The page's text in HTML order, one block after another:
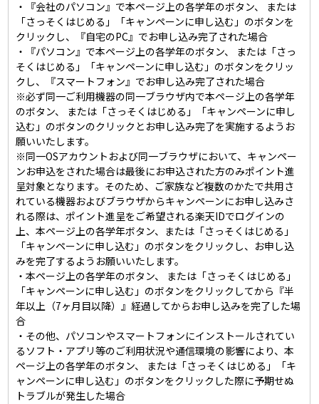
・『会社のパソコン』で本ページ上の各学年のボタン、 または
「さっそくはじめる」「キャンペーンに申し込む」のボタンを
クリックし、『自宅のPC』でお申し込み完了された場合
・『パソコン』で本ページ上の各学年のボタン、 または「さっ
そくはじめる」「キャンペーンに申し込む」のボタンをクリッ
クし、『スマートフォン』でお申し込み完了された場合
※必ず同一ご利用機器の同一ブラウザ内で本ページ上の各学年
のボタン、 または「さっそくはじめる」「キャンペーンに申し
込む」のボタンのクリックとお申し込み完了を実施するようお
願いいたします。
※同一OSアカウントおよび同一ブラウザにおいて、キャンペー
ンお申込をされた場合は最後にお申込された方のみポイント進
呈対象となります。そのため、ご家族など複数のかたで共用さ
れている機器およびブラウザからキャンペーンにお申し込みさ
れる際は、ポイント進呈をご希望される楽天IDでログインの
上、本ページ上の各学年ボタン、または「さっそくはじめる」
「キャンペーンに申し込む」のボタンをクリックし、お申し込
みを完了するようお願いいたします。
・本ページ上の各学年のボタン、 または「さっそくはじめる」
「キャンペーンに申し込む」のボタンをクリックしてから『半
年以上（7ヶ月目以降）』経過してからお申し込みを完了した場
合
・その他、パソコンやスマートフォンにインストールされてい
るソフト・アプリ等のご利用状況や通信環境の影響により、本
ページ上の各学年のボタン、 または「さっそくはじめる」「キ
ャンペーンに申し込む」のボタンをクリックした際に予期せぬ
トラブルが発生した場合